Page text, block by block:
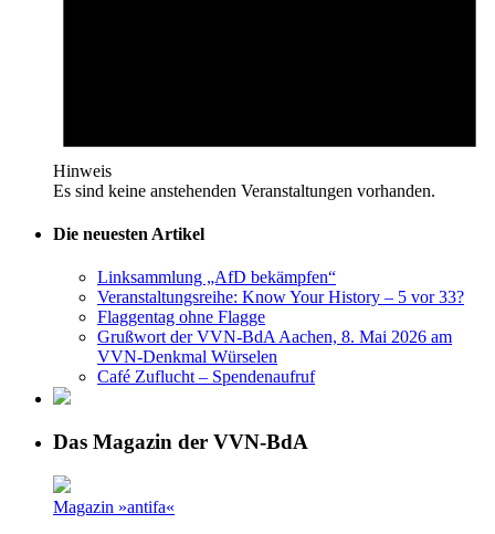
Hinweis
Es sind keine anstehenden Veranstaltungen vorhanden.
Die neuesten Artikel
Linksammlung „AfD bekämpfen“
Veranstaltungsreihe: Know Your History – 5 vor 33?
Flaggentag ohne Flagge
Grußwort der VVN-BdA Aachen, 8. Mai 2026 am
VVN-Denkmal Würselen
Café Zuflucht – Spendenaufruf
Das Magazin der VVN-BdA
Magazin »antifa«